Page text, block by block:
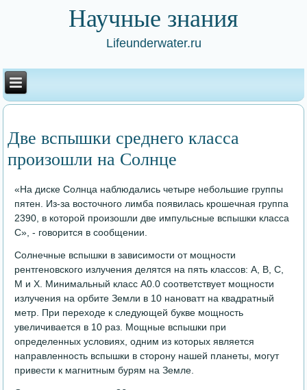
Научные знания
Lifeunderwater.ru
Две вспышки среднего класса
произошли на Солнце
«На диске Солнца наблюдались четыре небольшие группы
пятен. Из-за восточного лимба появилась крошечная группа
2390, в которой произошли две импульсные вспышки класса
С», - говорится в сообщении.
Солнечные вспышки в зависимости от мощности
рентгеновского излучения делятся на пять классов: A, B, C,
M и X. Минимальный класс A0.0 соответствует мощности
излучения на орбите Земли в 10 нановатт на квадратный
метр. При переходе к следующей букве мощность
увеличивается в 10 раз. Мощные вспышки при
определенных условиях, одним из которых является
направленность вспышки в сторону нашей планеты, могут
привести к магнитным бурям на Земле.